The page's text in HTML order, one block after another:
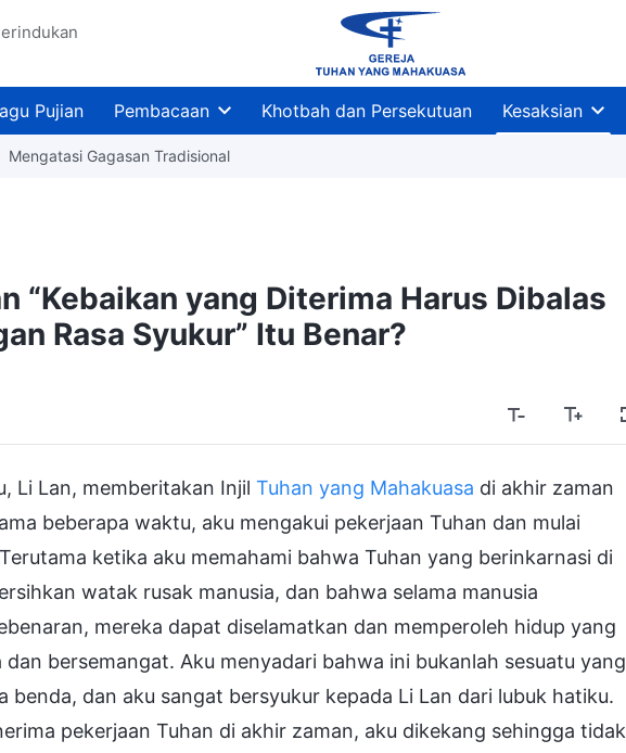
Pujian Pembacaan Khotbah dan Persekutuan Kesaksian
Mengatasi Gagasan Tradisional
“Kebaikan yang Diterima Harus Dibalas
Rasa Syukur” Itu Benar?
Li Lan, memberitakan Injil Tuhan yang Mahakuasa di akhir zaman
beberapa waktu, aku mengakui pekerjaan Tuhan dan mulai
ketika aku memahami bahwa Tuhan yang berinkarnasi di
watak rusak manusia, dan bahwa selama manusia
mereka dapat diselamatkan dan memperoleh hidup yang
bersemangat. Aku menyadari bahwa ini bukanlah sesuatu yang
benda, dan aku sangat bersyukur kepada Li Lan dari lubuk hatiku.
pekerjaan Tuhan di akhir zaman, aku dikekang sehingga tidak